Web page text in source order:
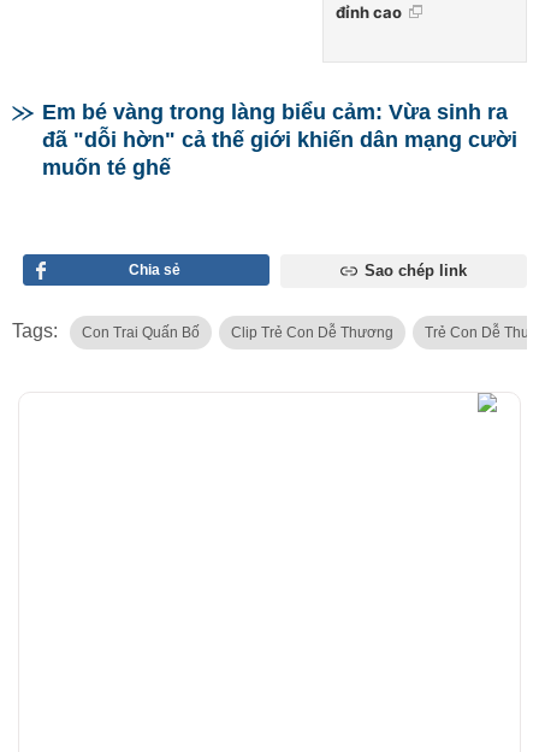
đỉnh cao
Em bé vàng trong làng biểu cảm: Vừa sinh ra
đã "dỗi hờn" cả thế giới khiến dân mạng cười
muốn té ghế
Chia sẻ Sao chép link
Tags: Con Trai Quấn Bố Clip Trẻ Con Dễ Thương Trẻ Con Dễ